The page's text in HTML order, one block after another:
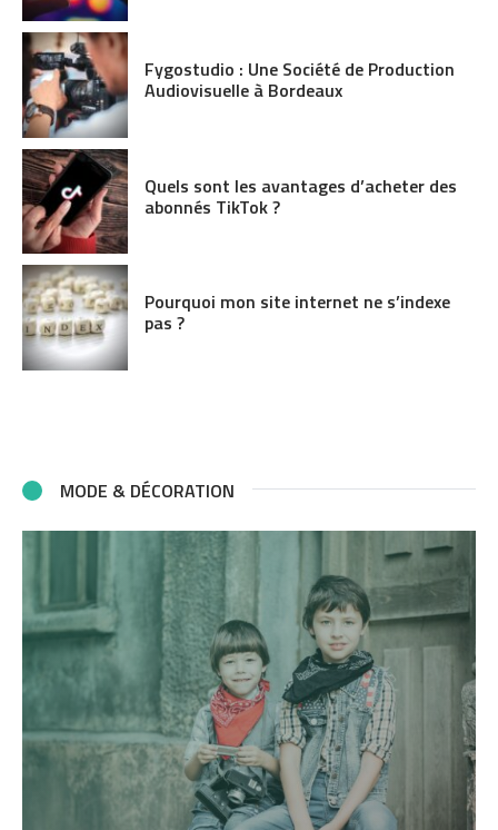
Fygostudio : Une Société de Production
Audiovisuelle à Bordeaux
Quels sont les avantages d’acheter des
abonnés TikTok ?
Pourquoi mon site internet ne s’indexe
pas ?
MODE & DÉCORATION